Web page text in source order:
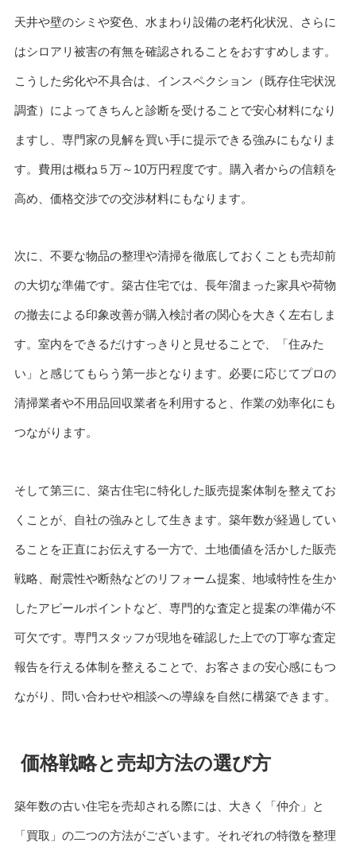
天井や壁のシミや変色、水まわり設備の老朽化状況、さらに
はシロアリ被害の有無を確認されることをおすすめします。
こうした劣化や不具合は、インスペクション（既存住宅状況
調査）によってきちんと診断を受けることで安心材料になり
ますし、専門家の見解を買い手に提示できる強みにもなりま
す。費用は概ね５万～10万円程度です。購入者からの信頼を
高め、価格交渉での交渉材料にもなります。
次に、不要な物品の整理や清掃を徹底しておくことも売却前
の大切な準備です。築古住宅では、長年溜まった家具や荷物
の撤去による印象改善が購入検討者の関心を大きく左右しま
す。室内をできるだけすっきりと見せることで、「住みた
い」と感じてもらう第一歩となります。必要に応じてプロの
清掃業者や不用品回収業者を利用すると、作業の効率化にも
つながります。
そして第三に、築古住宅に特化した販売提案体制を整えてお
くことが、自社の強みとして生きます。築年数が経過してい
ることを正直にお伝えする一方で、土地価値を活かした販売
戦略、耐震性や断熱などのリフォーム提案、地域特性を生か
したアピールポイントなど、専門的な査定と提案の準備が不
可欠です。専門スタッフが現地を確認した上での丁寧な査定
報告を行える体制を整えることで、お客さまの安心感にもつ
ながり、問い合わせや相談への導線を自然に構築できます。
価格戦略と売却方法の選び方
築年数の古い住宅を売却される際には、大きく「仲介」と
「買取」の二つの方法がございます。それぞれの特徴を整理